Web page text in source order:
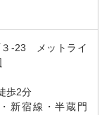
３-23 メットライ
2分
宿線・半蔵門